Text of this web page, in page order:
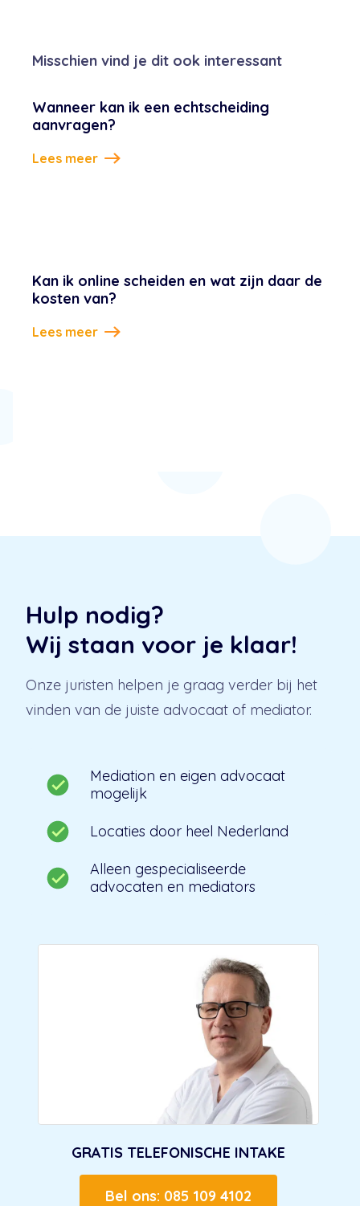
Misschien vind je dit ook interessant
Wanneer kan ik een echtscheiding
aanvragen?
Lees meer
Kan ik online scheiden en wat zijn daar de
kosten van?
Lees meer
Hulp nodig?
Wij staan voor je klaar!
Onze juristen helpen je graag verder bij het
vinden van de juiste advocaat of mediator.
Mediation en eigen advocaat
mogelijk
Locaties door heel Nederland
Alleen gespecialiseerde
advocaten en mediators
GRATIS TELEFONISCHE INTAKE
Bel ons: 085 109 4102